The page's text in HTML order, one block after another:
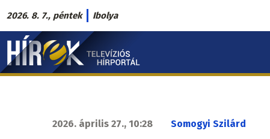
Ugrás
a
tartalomra
2026. 8. 7., péntek Ibolya
Hírek.sk
fő
2026. április 27., 10:28 Somogyi Szilárd